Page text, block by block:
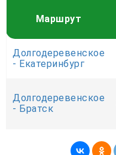
Маршрут
Долгодеревенское
- Екатеринбург
Долгодеревенское
- Братск